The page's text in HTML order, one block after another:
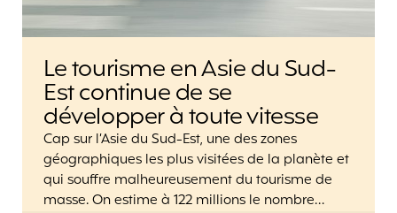
Le tourisme en Asie du Sud-
Est continue de se
développer à toute vitesse
Cap sur l’Asie du Sud-Est, une des zones
géographiques les plus visitées de la planète et
qui souffre malheureusement du tourisme de
masse. On estime à 122 millions le nombre…